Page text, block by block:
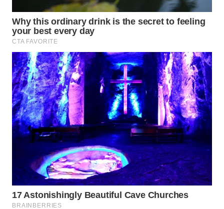
WN
KARAWANG
WN
BEKASI
WN
BOGOR
WN
DEPOK
WN
TAPANULI
UTARA